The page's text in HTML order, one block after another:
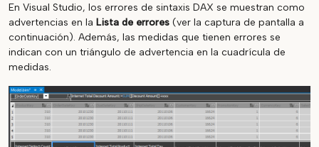
En Visual Studio, los errores de sintaxis DAX se muestran como
advertencias en la Lista de errores (ver la captura de pantalla a
continuación). Además, las medidas que tienen errores se
indican con un triángulo de advertencia en la cuadrícula de
medidas.